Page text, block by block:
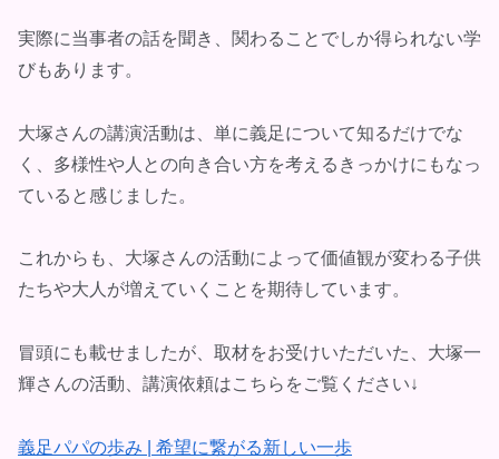
実際に当事者の話を聞き、関わることでしか得られない学
びもあります。
大塚さんの講演活動は、単に義足について知るだけでな
く、多様性や人との向き合い方を考えるきっかけにもなっ
ていると感じました。
これからも、大塚さんの活動によって価値観が変わる子供
たちや大人が増えていくことを期待しています。
冒頭にも載せましたが、取材をお受けいただいた、大塚一
輝さんの活動、講演依頼はこちらをご覧ください↓
義足パパの歩み | 希望に繋がる新しい一歩